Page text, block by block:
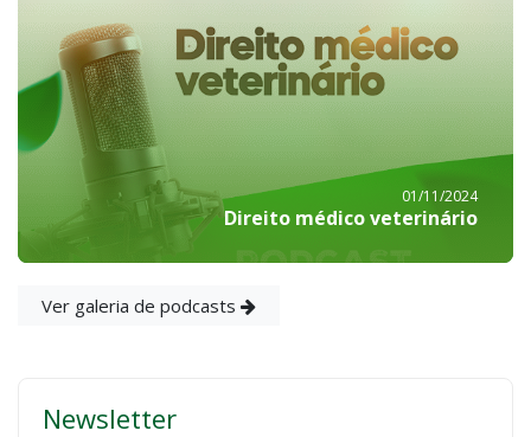
01/11/2024
Direito médico veterinário
Ver galeria de podcasts
Newsletter